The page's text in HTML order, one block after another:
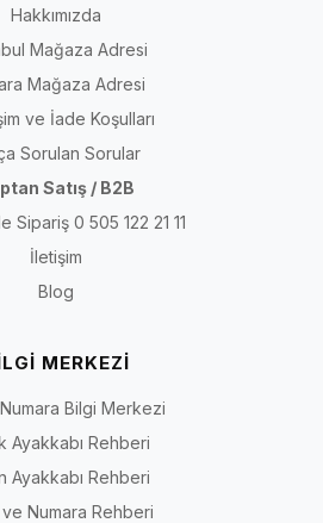
Hakkımızda
Mağaza Adresi
Mağaza Adresi
ve İade Koşulları
Sorulan Sorular
Satış / B2B
Sipariş 0 505 122 21 11
İletişim
Blog
MERKEZİ
Bilgi Merkezi
Ayakkabı Rehberi
Ayakkabı Rehberi
ve Numara Rehberi